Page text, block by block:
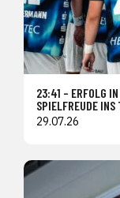
23:41 – ERFOLG
SPIELFREUDE INS
29.07.26